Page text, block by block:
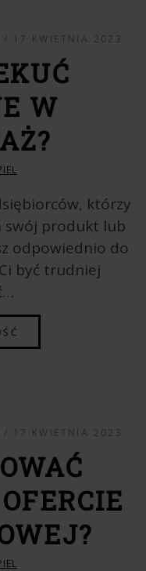
17 KWIETNIA 2023
W
którzy
swój produkt lub
odpowiednio do
być trudniej
17 KWIETNIA 2023